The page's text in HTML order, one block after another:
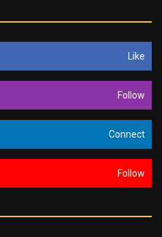
Like
Follow
Connect
Follow